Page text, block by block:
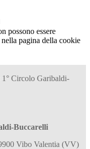
possono essere
pagina della cookie
Circolo Garibaldi-
Buccarelli
Vibo Valentia (VV)